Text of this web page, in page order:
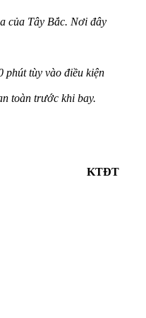
của Tây Bắc. Nơi đây
phút tùy vào điều kiện
toàn trước khi bay.
KTĐT